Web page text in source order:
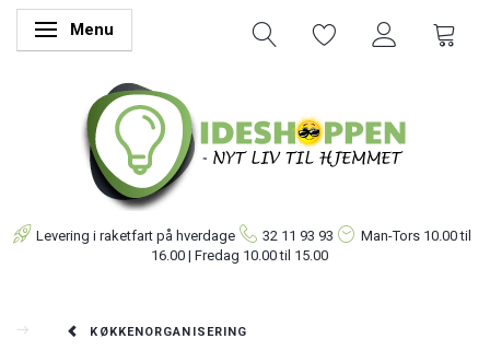
Skifte navigation
Menu
Levering i raketfart på hverdage 32 11 93 93 Man-Tors 10.00 til
16.00 | Fredag 10.00 til 15.00
KØKKENORGANISERING